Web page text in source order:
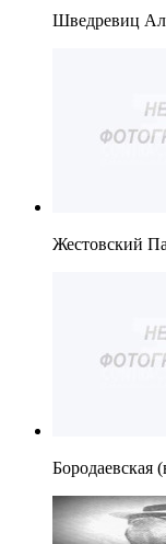
Шведревиц
Жестовский
Бородаевская